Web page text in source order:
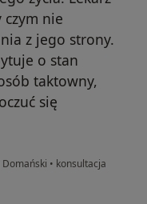
nie
z jego strony.
o stan
taktowny,
się
• konsultacja